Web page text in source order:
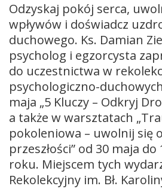
Odzyskaj pokój serca,
wpływów i doświadcz
duchowego. Ks. Damian
psycholog i egzorcysta
do uczestnictwa w
psychologiczno-
maja „5 Kluczy – Odkryj
a także w warsztatach
pokoleniowa – uwolnij się
przeszłości” od 30 maja
roku. Miejscem tych
Rekolekcyjny im. Bł.